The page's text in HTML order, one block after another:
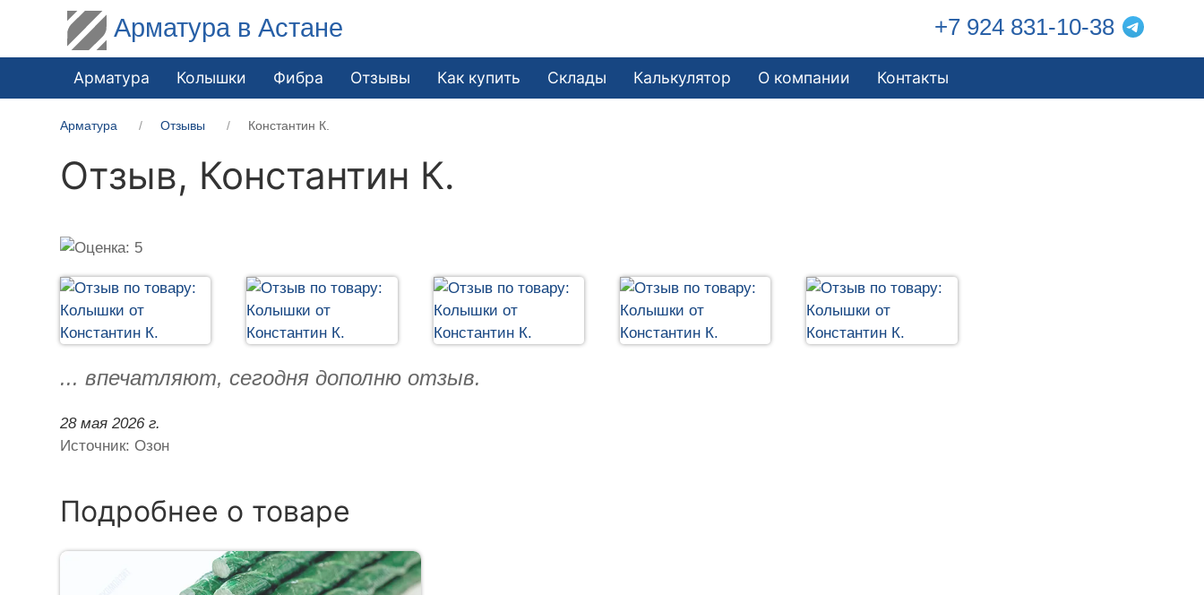
Арматура в Астане +7 924 831-10-38
Арматура Колышки Фибра Отзывы Как купить Склады Калькулятор О компании Контакты
Арматура Отзывы Константин К.
Отзыв, Константин К.
... впечатляют, сегодня дополню отзыв.
28 мая 2026 г.
Источник: Озон
Подробнее о товаре